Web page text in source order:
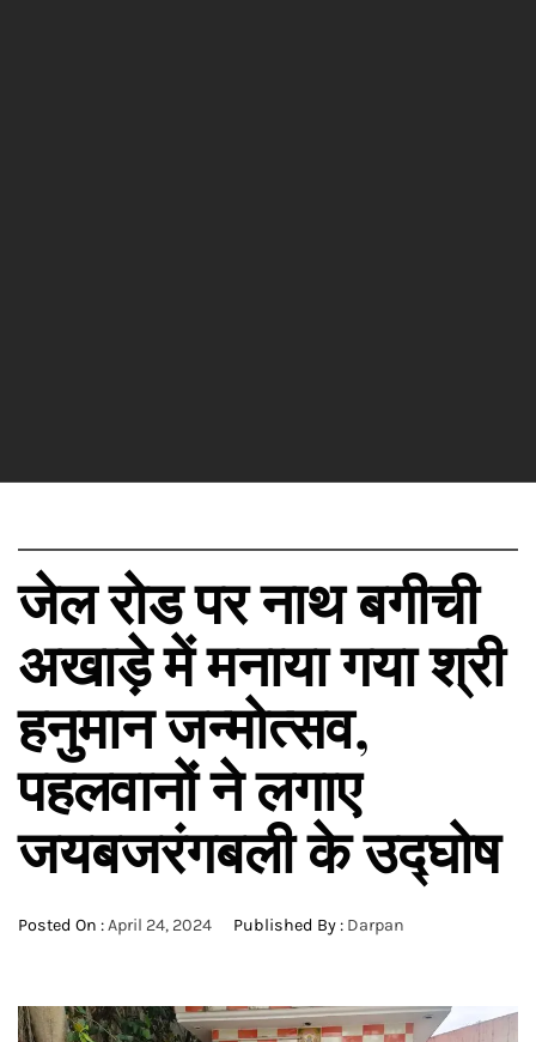
जेल रोड पर नाथ बगीची
अखाड़े में मनाया गया श्री
हनुमान जन्मोत्सव,
पहलवानों ने लगाए
जयबजरंगबली के उद्घोष
Posted On :April 24, 2024 Published By : Darpan